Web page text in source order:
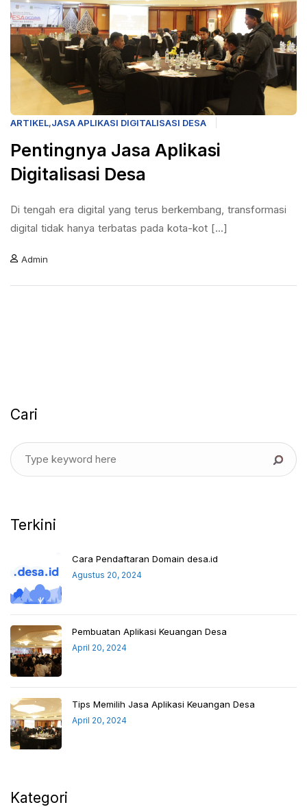
ARTIKEL,JASA APLIKASI DIGITALISASI DESA
Pentingnya Jasa Aplikasi
Digitalisasi Desa
Di tengah era digital yang terus berkembang, transformasi
digital tidak hanya terbatas pada kota-kot [...]
Admin
Cari
Terkini
Cara Pendaftaran Domain desa.id
Agustus 20, 2024
Pembuatan Aplikasi Keuangan Desa
April 20, 2024
Tips Memilih Jasa Aplikasi Keuangan Desa
April 20, 2024
Kategori